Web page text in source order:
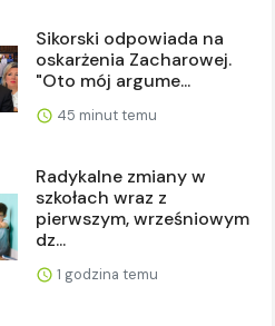
Sikorski odpowiada na
oskarżenia Zacharowej.
"Oto mój argume...
45 minut temu
Radykalne zmiany w
szkołach wraz z
pierwszym, wrześniowym
dz...
1 godzina temu